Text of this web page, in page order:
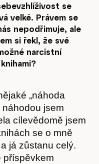
se
velké. Právem se
nepodřimuje, ale
si řekl, že své
narcistní
„náhoda
náhodou jsem
cílevědomě jsem
se o mně
já zůstanu celý.
příspěvkem